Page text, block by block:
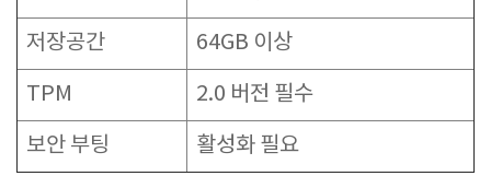
저장공간 64GB 이상
TPM 2.0 버전 필수
보안 부팅 활성화 필요